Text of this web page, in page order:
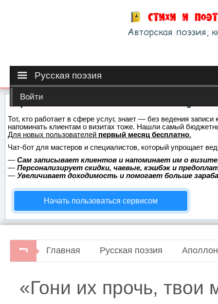
Русская поэзия
Войти
Тот, кто работает в сфере услуг, знает — без ведения
напоминать клиентам о визитах тоже. Нашли самый
Для новых пользователей первый месяц бесплатно.
Чат-бот для мастеров и специалистов, который упрощает
— Сам записывает клиентов и напоминает им о
— Персонализирует скидки, чаевые, кэшбэк и
— Увеличивает доходимость и помогает больше
Начать пользоваться сервисом
Главная Русская поэзия
«Гони их прочь,